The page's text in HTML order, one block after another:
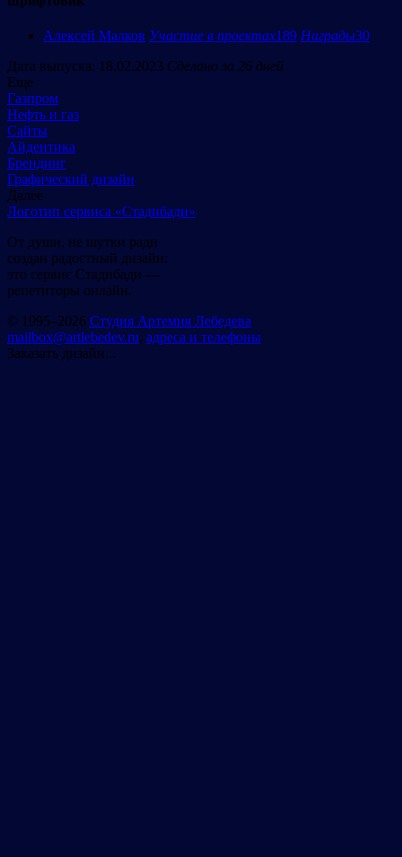
Алексей Малков Участие в проектах189 Награды30
Дата выпуска: 18.02.2023 Сделано за 26 дней
Еще
Газпром
Нефть и газ
Сайты
Айдентика
Брендинг
Графический дизайн
Далее
Логотип сервиса «Стадибади»
От души, не шутки ради
создан радостный дизайн:
это сервис Стадибади —
репетиторы онлайн.
© 1995–2026 Студия Артемия Лебедева
mailbox@artlebedev.ru, адреса и телефоны
Заказать дизайн...